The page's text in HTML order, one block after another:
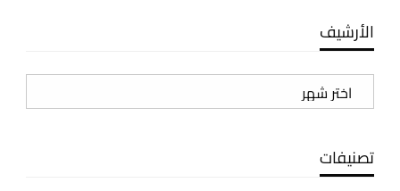
الأرشيف
الأرشيف
تصنيفات